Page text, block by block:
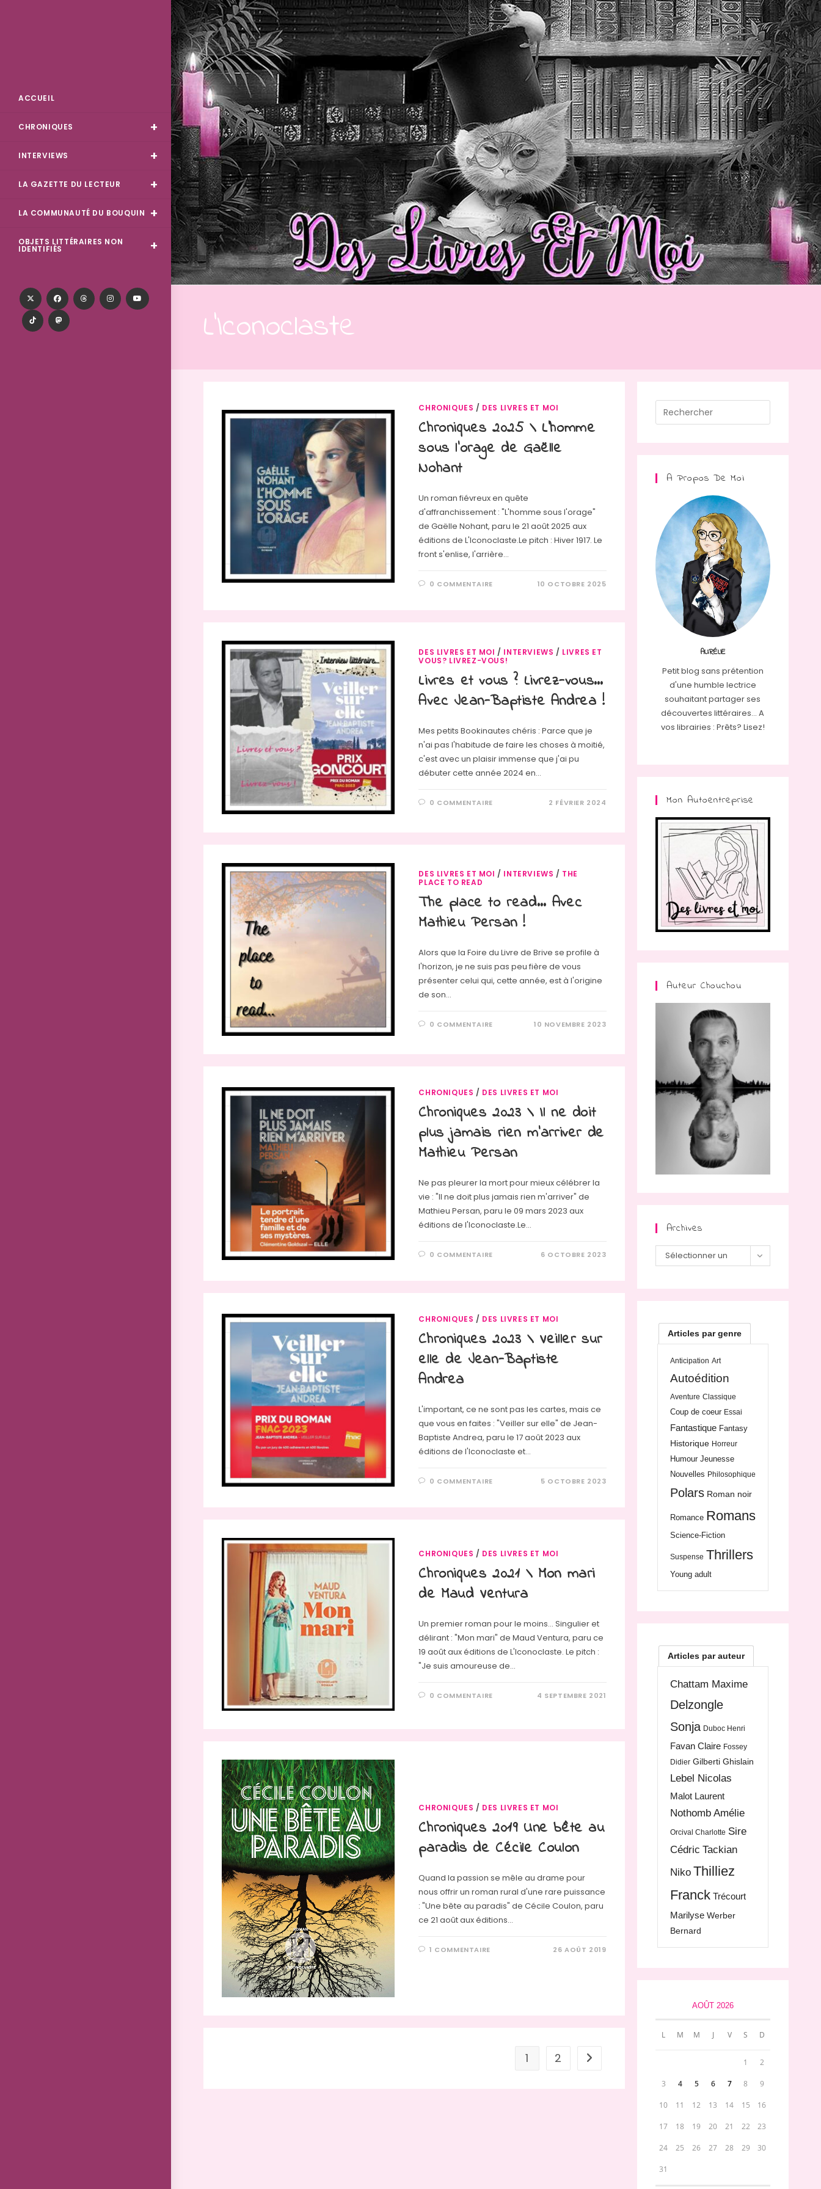
Skip
to
content
ACCUEIL
CHRONIQUES
INTERVIEWS
LA GAZETTE DU LECTEUR
LA COMMUNAUTÉ DU BOUQUIN
OBJETS LITTÉRAIRES NON
IDENTIFIÉS
L’Iconoclaste
CHRONIQUES / DES LIVRES ET MOI
Chroniques 2025 \ L’homme
sous l’orage de Gaëlle
Nohant
Un roman fiévreux en quête
d'affranchissement : "L'homme sous l'orage"
de Gaëlle Nohant, paru le 21 août 2025 aux
éditions de L'Iconoclaste.Le pitch : Hiver 1917. Le
front s'enlise, l'arrière…
0 COMMENTAIRE 10 OCTOBRE 2025
DES LIVRES ET MOI / INTERVIEWS / LIVRES ET
VOUS? LIVREZ-VOUS!
Livres et vous ? Livrez-vous…
Avec Jean-Baptiste Andrea !
Mes petits Bookinautes chéris : Parce que je
n'ai pas l'habitude de faire les choses à moitié,
c'est avec un plaisir immense que j'ai pu
débuter cette année 2024 en…
0 COMMENTAIRE 2 FÉVRIER 2024
DES LIVRES ET MOI / INTERVIEWS / THE
PLACE TO READ
The place to read… Avec
Mathieu Persan !
Alors que la Foire du Livre de Brive se profile à
l'horizon, je ne suis pas peu fière de vous
présenter celui qui, cette année, est à l'origine
de son…
0 COMMENTAIRE 10 NOVEMBRE 2023
CHRONIQUES / DES LIVRES ET MOI
Chroniques 2023 \ Il ne doit
plus jamais rien m’arriver de
Mathieu Persan
Ne pas pleurer la mort pour mieux célébrer la
vie : "Il ne doit plus jamais rien m'arriver" de
Mathieu Persan, paru le 09 mars 2023 aux
éditions de l'Iconoclaste.Le…
0 COMMENTAIRE 6 OCTOBRE 2023
CHRONIQUES / DES LIVRES ET MOI
Chroniques 2023 \ Veiller sur
elle de Jean-Baptiste
Andrea
L'important, ce ne sont pas les cartes, mais ce
que vous en faites : "Veiller sur elle" de Jean-
Baptiste Andrea, paru le 17 août 2023 aux
éditions de l'Iconoclaste et…
0 COMMENTAIRE 5 OCTOBRE 2023
CHRONIQUES / DES LIVRES ET MOI
Chroniques 2021 \ Mon mari
de Maud Ventura
Un premier roman pour le moins... Singulier et
délirant : "Mon mari" de Maud Ventura, paru ce
19 août aux éditions de L'Iconoclaste. Le pitch :
"Je suis amoureuse de…
0 COMMENTAIRE 4 SEPTEMBRE 2021
CHRONIQUES / DES LIVRES ET MOI
Chroniques 2019 Une bête au
paradis de Cécile Coulon
Quand la passion se mêle au drame pour
nous offrir un roman rural d'une rare puissance
: "Une bête au paradis" de Cécile Coulon, paru
ce 21 août aux éditions…
1 COMMENTAIRE 26 AOÛT 2019
1 2 Aller à la page suivante
Escape
A Propos De Moi
AURÉLIE
Petit blog sans prétention
d'une humble lectrice
souhaitant partager ses
découvertes littéraires... A
vos librairies : Prêts? Lisez!
Mon Autoentreprise
Auteur Chouchou
Archives
Archives
Sélectionner un
Articles par genre
Anticipation Art
Autoédition
Aventure Classique
Coup de coeur Essai
Fantastique Fantasy
Historique Horreur
Humour Jeunesse
Nouvelles Philosophique
Polars Roman noir
Romance Romans
Science-Fiction
Suspense Thrillers
Young adult
Articles par auteur
Chattam Maxime
Delzongle
Sonja Duboc Henri
Favan Claire Fossey
Didier Gilberti Ghislain
Lebel Nicolas
Malot Laurent
Nothomb Amélie
Orcival Charlotte Sire
Cédric Tackian
Niko Thilliez
Franck Trécourt
Marilyse Werber
Bernard
AOÛT 2026
L M M J V S D
1 2
3 4 5 6 7 8 9
10 11 12 13 14 15 16
17 18 19 20 21 22 23
24 25 26 27 28 29 30
31